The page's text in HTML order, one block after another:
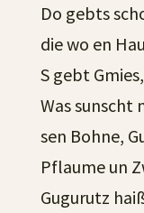
Do gebts
die wo en
S gebt
Was sunscht
sen Bohne,
Pflaume un
Gugurutz